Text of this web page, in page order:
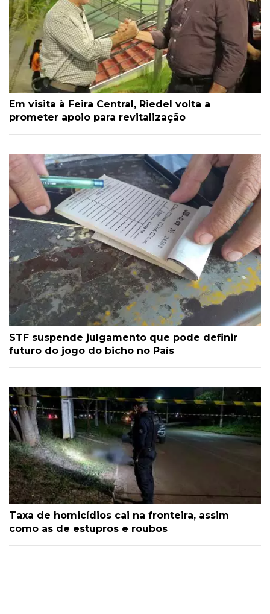
Em visita à Feira Central, Riedel volta a
prometer apoio para revitalização
STF suspende julgamento que pode definir
futuro do jogo do bicho no País
Taxa de homicídios cai na fronteira, assim
como as de estupros e roubos